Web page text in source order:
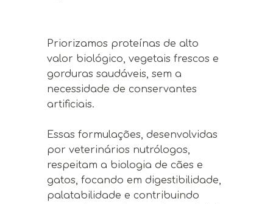
Priorizamos proteínas de alto
valor biológico, vegetais frescos e
gorduras saudáveis, sem a
necessidade de conservantes
artificiais.
Essas formulações, desenvolvidas
por veterinários nutrólogos,
respeitam a biologia de cães e
gatos, focando em digestibilidade,
palatabilidade e contribuindo